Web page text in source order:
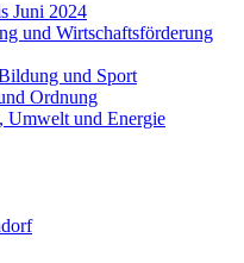
Juni 2024
und Wirtschaftsförderung
und Sport
Ordnung
Umwelt und Energie